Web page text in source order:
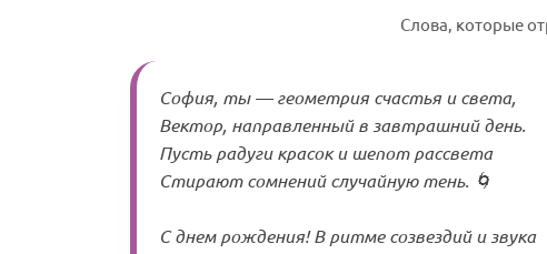
Слова, которые
София, ты — геометрия счастья и света,
Вектор, направленный в завтрашний день.
Пусть радуги красок и шепот рассвета
Стирают сомнений случайную тень. 🌀
С днем рождения! В ритме созвездий и звука